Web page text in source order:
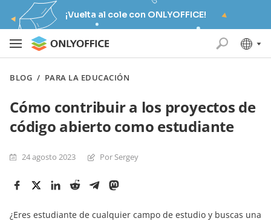
¡Vuelta al cole con ONLYOFFICE!
BLOG / PARA LA EDUCACIÓN
Cómo contribuir a los proyectos de
código abierto como estudiante
24 agosto 2023 Por Sergey
¿Eres estudiante de cualquier campo de estudio y buscas una